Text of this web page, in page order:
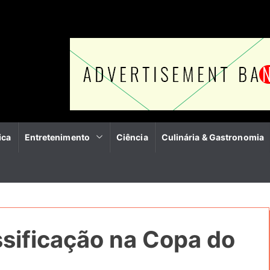
Entretenimento Ciência Culinária & Gastronomia
na Copa do